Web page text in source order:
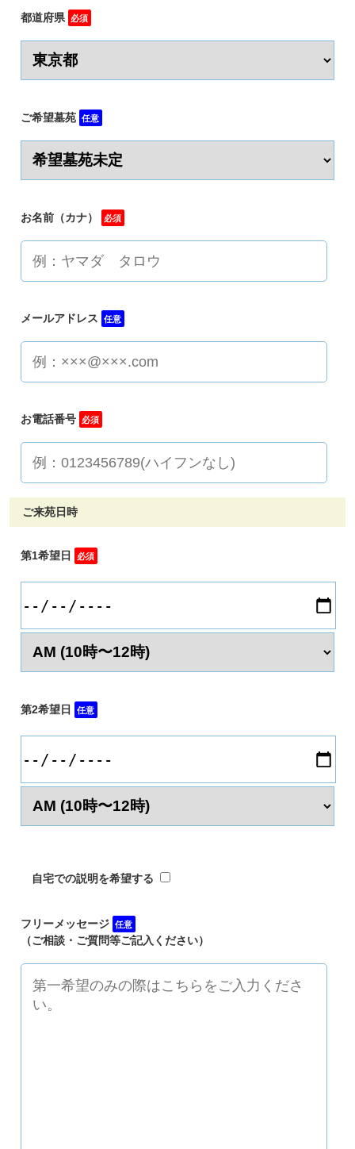
都道府県 必須
ご希望墓苑 任意
お名前（カナ） 必須
メールアドレス 任意
お電話番号 必須
ご来苑日時
第1希望日 必須
第2希望日 任意
自宅での説明を希望する
フリーメッセージ 任意
（ご相談・ご質問等ご記入ください）